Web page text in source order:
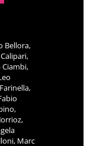
Bellora,
Ciambi,
Marc